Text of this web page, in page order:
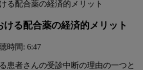
ける配合薬の経済的メリット
時間: 6:47
患者さんの受診中断の理由の一つと